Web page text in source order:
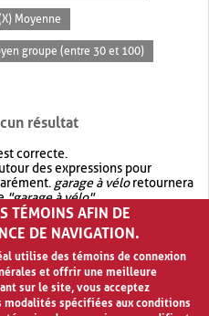
Moyenne
groupe (entre 30 et 100)
résultat
correcte.
des expressions pour
garage à véloretournera
"garage à vélo".
avec OR.garage OR vélo
quegarage à vélo
TÉMOINS AFIN DE
DE NAVIGATION.
utilise des témoins de connexion
et offrir une meilleure
sur le site, vous acceptez
spécifiées aux conditions